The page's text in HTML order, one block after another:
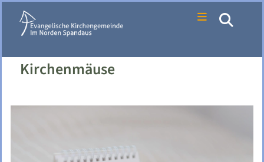
Kirchenmäuse